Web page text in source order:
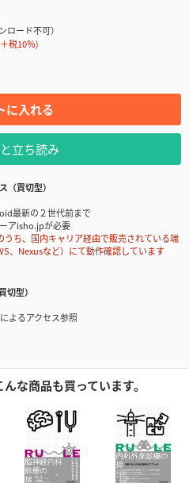
ロード不可）
税10％)
に入れる
立ち読み
（買切型）
最新の２世代前まで
アisho.jpが必要
ち、国内キャリア経由で販売されている端
、Nexusなど）にて動作確認しています
切型）
よるアクセス参照
な商品も買っています。